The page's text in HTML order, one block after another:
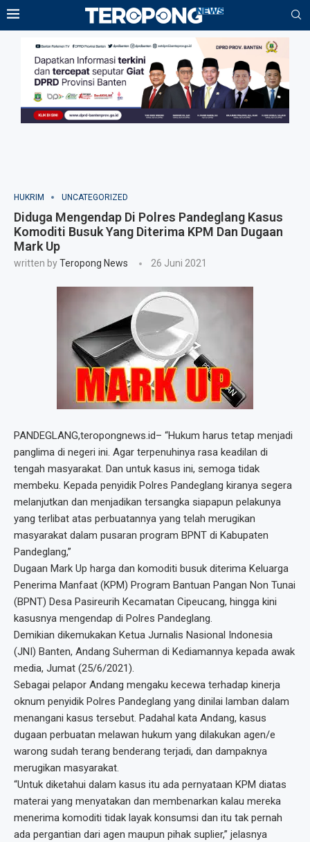
HUKRIM UNCATEGORIZED
Diduga Mengendap Di Polres Pandeglang Kasus
Komoditi Busuk Yang Diterima KPM Dan Dugaan
Mark Up
written byTeropong News 26 Juni 2021
PANDEGLANG,teropongnews.id– “Hukum harus tetap menjadi
panglima di negeri ini. Agar terpenuhinya rasa keadilan di
tengah masyarakat. Dan untuk kasus ini, semoga tidak
membeku. Kepada penyidik Polres Pandeglang kiranya segera
melanjutkan dan menjadikan tersangka siapapun pelakunya
yang terlibat atas perbuatannya yang telah merugikan
masyarakat dalam pusaran program BPNT di Kabupaten
Pandeglang,”
Dugaan Mark Up harga dan komoditi busuk diterima Keluarga
Penerima Manfaat (KPM) Program Bantuan Pangan Non Tunai
(BPNT) Desa Pasireurih Kecamatan Cipeucang, hingga kini
kasusnya mengendap di Polres Pandeglang.
Demikian dikemukakan Ketua Jurnalis Nasional Indonesia
(JNI) Banten, Andang Suherman di Kediamannya kepada awak
media, Jumat (25/6/2021).
Sebagai pelapor Andang mengaku kecewa terhadap kinerja
oknum penyidik Polres Pandeglang yang dinilai lamban dalam
menangani kasus tersebut. Padahal kata Andang, kasus
dugaan perbuatan melawan hukum yang dilakukan agen/e
warong sudah terang benderang terjadi, dan dampaknya
merugikan masyarakat.
“Untuk diketahui dalam kasus itu ada pernyataan KPM diatas
materai yang menyatakan dan membenarkan kalau mereka
menerima komoditi tidak layak konsumsi dan itu tak pernah
ada pergantian dari agen maupun pihak suplier,” jelasnya